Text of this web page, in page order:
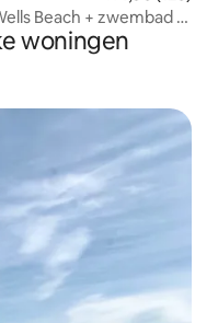
Beach + zwembad |
woningen